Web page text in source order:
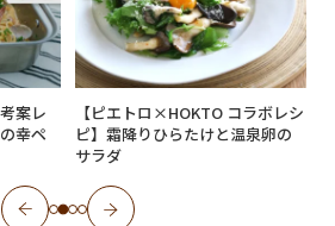
案レ
幸ペ
【ピエトロ×HOKTO コラボレシ
ピ】霜降りひらたけと温泉卵の
サラダ